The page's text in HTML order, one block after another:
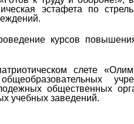
эстафета по
курсов
слете
общественных
учебных заведений.